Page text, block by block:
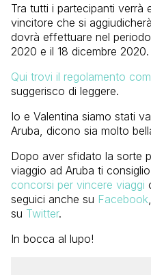
Tra tutti i partecipanti verrà
vincitore che si
dovrà effettuare nel
2020 e il 18 dicembre 2020.
Qui trovi il regolamento
suggerisco di leggere.
Io e Valentina siamo stati
Aruba, dicono sia molto
Dopo aver sfidato la sorte
viaggio ad Aruba ti
concorsi per vincere viaggi
seguici anche su Facebook
su Twitter.
In bocca al lupo!